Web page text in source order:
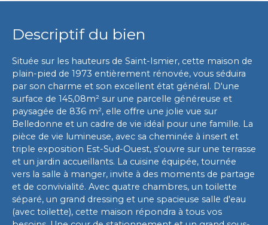
Descriptif du bien
Située sur les hauteurs de Saint-Ismier, cette maison de
plain-pied de 1973 entièrement rénovée, vous séduira
par son charme et son excellent état général. D'une
surface de 145,08m² sur une parcelle généreuse et
paysagée de 836 m², elle offre une jolie vue sur
Belledonne et un cadre de vie idéal pour une famille. La
pièce de vie lumineuse, avec sa cheminée à insert et
triple exposition Est-Sud-Ouest, s'ouvre sur une terrasse
et un jardin accueillants. La cuisine équipée, tournée
vers la salle à manger, invite à des moments de partage
et de convivialité. Avec quatre chambres, un toilette
séparé, un grand dressing et une spacieuse salle d'eau
(avec toilette), cette maison répondra à tous vos